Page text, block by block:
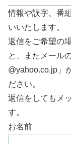
情報や誤字、番
いいたします。
返信をご希望の
と、またメール
@yahoo.co.jp」
ださい。
返信をしてもメ
す。
お名前